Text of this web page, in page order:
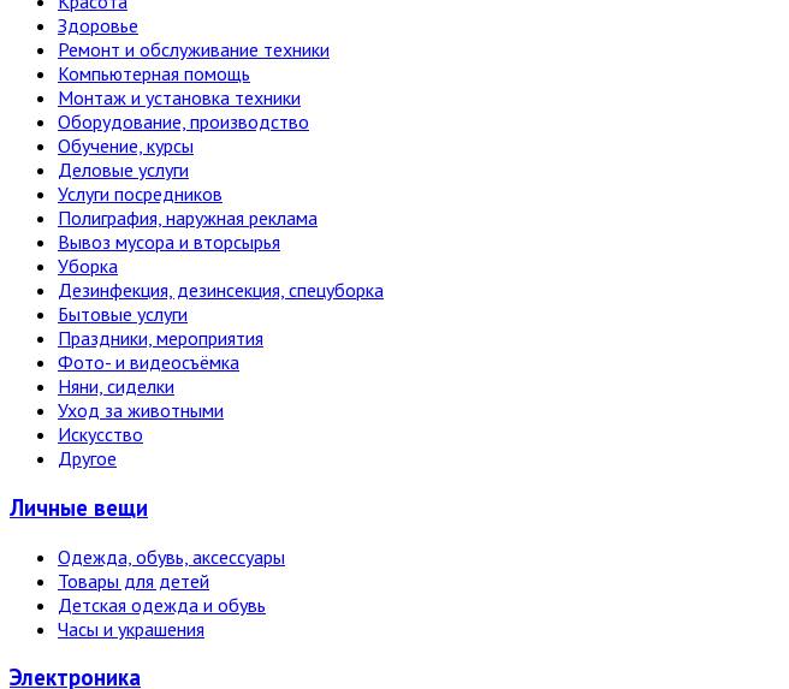
Здоровье
Ремонт и обслуживание техники
Компьютерная помощь
Монтаж и установка техники
Оборудование, производство
Обучение, курсы
Деловые услуги
Услуги посредников
Полиграфия, наружная реклама
Вывоз мусора и вторсырья
Уборка
Дезинфекция, дезинсекция, спецуборка
Бытовые услуги
Праздники, мероприятия
Фото- и видеосъёмка
Няни, сиделки
Уход за животными
Искусство
Другое
Личные вещи
Одежда, обувь, аксессуары
Товары для детей
Детская одежда и обувь
Часы и украшения
Электро­ника